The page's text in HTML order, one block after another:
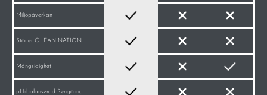
Miljöpåverkan
Stöder QLEAN NATION
Mångsidighet
pH-balanserad Rengöring